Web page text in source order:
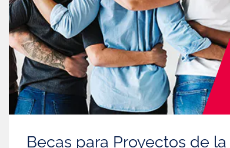
Becas para Proyectos de la